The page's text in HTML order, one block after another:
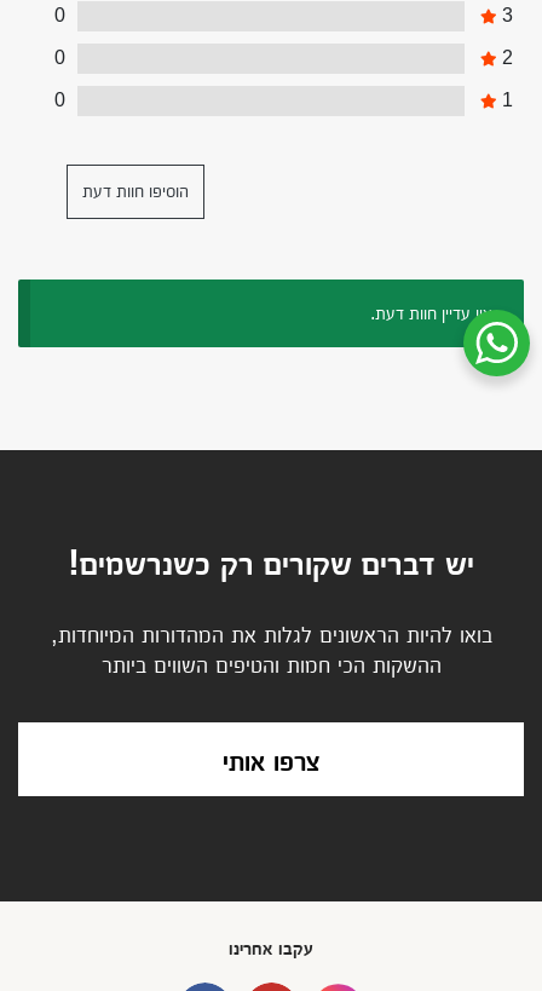
3
0
2
0
1
0
הוסיפו חוות דעת
אין עדיין חוות דעת.
יש דברים שקורים רק כשנרשמים!
בואו להיות הראשונים לגלות את המהדורות המיוחדות,
ההשקות הכי חמות והטיפים השווים ביותר
צרפו אותי
עקבו אחרינו
שיחת ווטסאפ עם שירות הלקוחות